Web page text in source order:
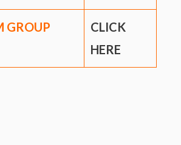
GROUP
CLICK
HERE